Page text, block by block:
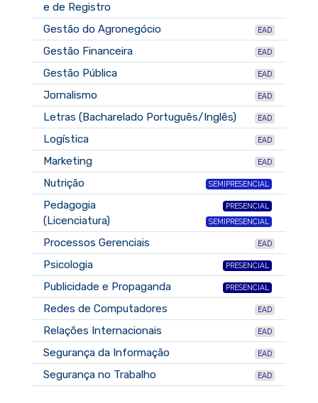
e de Registro
Gestão do Agronegócio EAD
Gestão Financeira EAD
Gestão Pública EAD
Jornalismo EAD
Letras (Bacharelado Português/Inglês) EAD
Logística EAD
Marketing EAD
Nutrição SEMIPRESENCIAL
Pedagogia
(Licenciatura)
PRESENCIAL
SEMIPRESENCIAL
Processos Gerenciais EAD
Psicologia PRESENCIAL
Publicidade e Propaganda PRESENCIAL
Redes de Computadores EAD
Relações Internacionais EAD
Segurança da Informação EAD
Segurança no Trabalho EAD